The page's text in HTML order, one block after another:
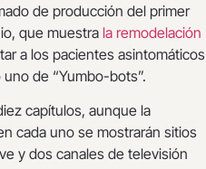
de producción del primer
que muestra la remodelación
a los pacientes asintomáticos
de “Yumbo-bots”.
capítulos, aunque la
cada uno se mostrarán sitios
y dos canales de televisión